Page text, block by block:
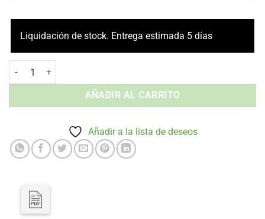
Liquidación de stock. Entrega estimada 5 días
Silla con Brazos Century - Tapizada Interior cantidad
AÑADIR AL CARRITO
Añadir a la lista de deseos